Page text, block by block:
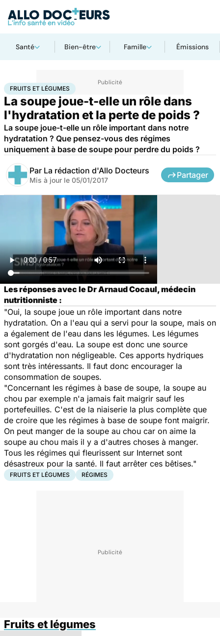
Santé Bien-être Famille Émissions
AccueilSanté Fruits et légumes
FRUITS ET LÉGUMES
La soupe joue-t-elle un rôle dans
l'hydratation et la perte de poids ?
La soupe joue-t-elle un rôle important dans notre
hydratation ? Que pensez-vous des régimes
uniquement à base de soupe pour perdre du poids ?
Par La rédaction d'Allo Docteurs
Mis à jour le 05/01/2017
Partager
Les réponses avec le Dr Arnaud Cocaul, médecin
nutritionniste :
"Oui, la soupe joue un rôle important dans notre
hydratation. On a l'eau qui a servi pour la soupe, mais on
a également de l'eau dans les légumes. Les légumes
sont gorgés d'eau. La soupe est donc une source
d'hydratation non négligeable. Ces apports hydriques
sont très intéressants. Il faut donc encourager la
consommation de soupes.
"Concernant les régimes à base de soupe, la soupe au
chou par exemple n'a jamais fait maigrir sauf les
portefeuilles. C'est de la niaiserie la plus complète que
de croire que les régimes à base de soupe font maigrir.
On peut manger de la soupe au chou car on aime la
soupe au chou mais il y a d'autres choses à manger.
Tous les régimes qui fleurissent sur Internet sont
désastreux pour la santé. Il faut arrêter ces bêtises."
FRUITS ET LÉGUMES RÉGIMES
Fruits et légumes